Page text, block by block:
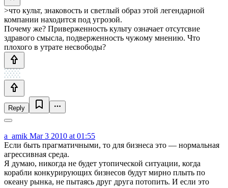
>что культ, знаковость и светлый образ этой легендарной
компании находится под угрозой.
Почему же? Приверженность культу означает отсутсвие
здравого смысла, подверженность чужому мнению. Что
плохого в утрате несвободы?
Reply
a_amik Mar 3 2010 at 01:55
Если быть прагматичными, то для бизнеса это — нормальная
агрессивная среда.
Я думаю, никогда не будет утопической ситуации, когда
корабли конкурирующих бизнесов будут мирно плыть по
океану рынка, не пытаясь друг друга потопить. И если это